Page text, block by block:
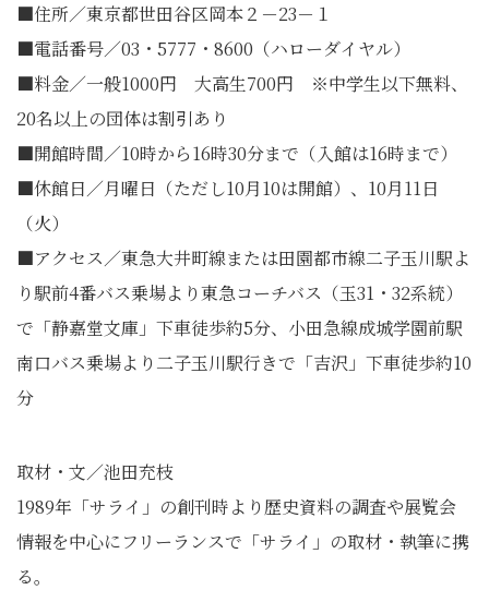
■住所／東京都世田谷区岡本２－23－１
■電話番号／03・5777・8600（ハローダイヤル）
■料金／一般1000円 大高生700円 ※中学生以下無料、
20名以上の団体は割引あり
■開館時間／10時から16時30分まで（入館は16時まで）
■休館日／月曜日（ただし10月10は開館）、10月11日
（火）
■アクセス／東急大井町線または田園都市線二子玉川駅よ
り駅前4番バス乗場より東急コーチバス（玉31・32系統）
で「静嘉堂文庫」下車徒歩約5分、小田急線成城学園前駅
南口バス乗場より二子玉川駅行きで「吉沢」下車徒歩約10
分
取材・文／池田充枝
1989年「サライ」 の創刊時より歴史資料の調査や展覧会
情報を中心にフリーランスで 「サライ」の取材・執筆に携
る。